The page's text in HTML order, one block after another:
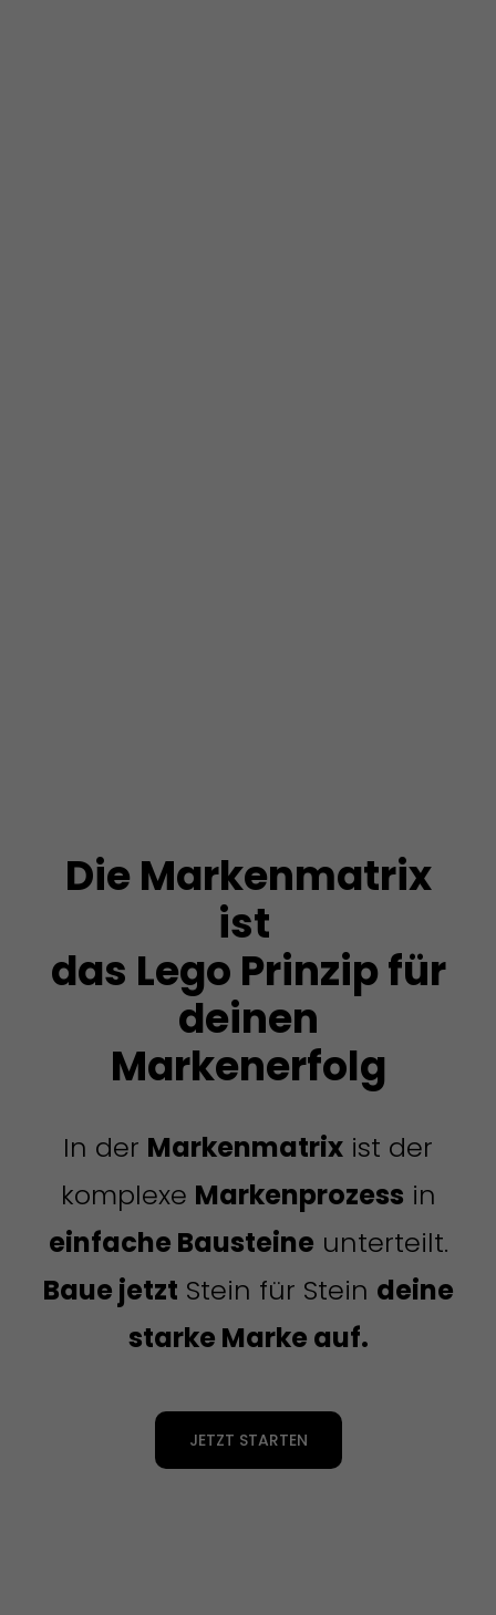
Die Markenmatrix
ist
das Lego Prinzip für
deinen
Markenerfolg
In der Markenmatrix ist der
komplexe Markenprozess in
einfache Bausteine unterteilt.
Baue jetzt Stein für Stein deine
starke Marke auf.
JETZT STARTEN